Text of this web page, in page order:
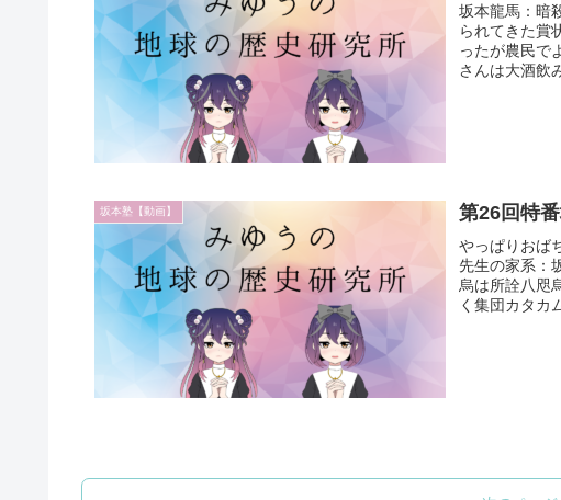
坂本龍馬：暗
られてきた賞
ったが農民で
さんは大酒飲
坂本塾【動画】 第26回特
やっぱりおば
先生の家系：
烏は所詮八咫
く集団カタカ